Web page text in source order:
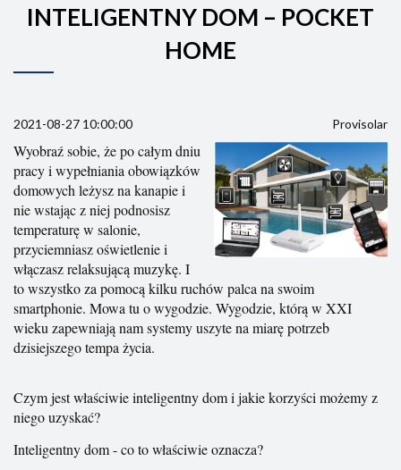
INTELIGENTNY DOM – POCKET
HOME
2021-08-27 10:00:00 Provisolar
Wyobraź sobie, że po całym dniu
pracy i wypełniania obowiązków
domowych leżysz na kanapie i
nie wstając z niej podnosisz
temperaturę w salonie,
przyciemniasz oświetlenie i
włączasz relaksującą muzykę. I
to wszystko za pomocą kilku ruchów palca na swoim
smartphonie. Mowa tu o wygodzie. Wygodzie, którą w XXI
wieku zapewniają nam systemy uszyte na miarę potrzeb
dzisiejszego tempa życia.
Czym jest właściwie inteligentny dom i jakie korzyści możemy z
niego uzyskać?
Inteligentny dom - co to właściwie oznacza?